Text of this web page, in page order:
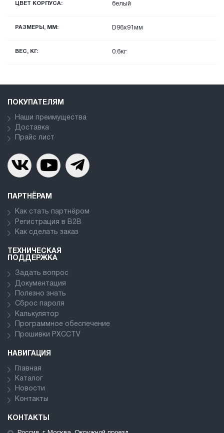
ЦВЕТ КОРПУСА: белый
РАЗМЕРЫ, ММ: D96x91мм
ВЕС, КГ: 0.6кг
ПОКУПАТЕЛЯМ
Наши преимущества
Доставка
Прайс лист
ПАРТНЁРАМ
Как стать партнёром
Регистрация в В2В
Как сделать заказ
ТЕХНИЧЕСКАЯ
ПОДДЕРЖКА
Задать вопрос
Документация
Полезно знать
Сброс пароля
Калькулятор
Программное обеспечение
Прошивки PXCCTV
НАВИГАЦИЯ
Главная
Каталог
Новости
Контакты
КОНТАКТЫ